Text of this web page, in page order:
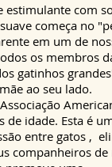
com
começa no
em um de
os membros
gatinhos
ao seu lado.
idade. Esta é
entre gatos ,
companheiros de